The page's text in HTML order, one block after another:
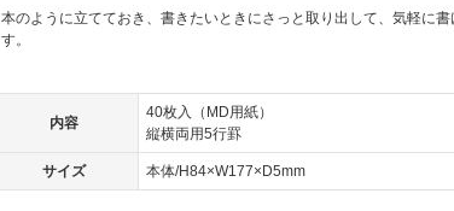
本のように立てておき、書きたいときにさっと取り出して、気軽に
す。
内容
40枚入（MD用紙）
縦横両用5行罫
サイズ 本体/H84×W177×D5mm